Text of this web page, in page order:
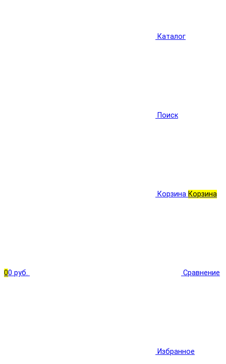
Каталог
Поиск
Корзина Корзина
00 руб. Сравнение
Избранное